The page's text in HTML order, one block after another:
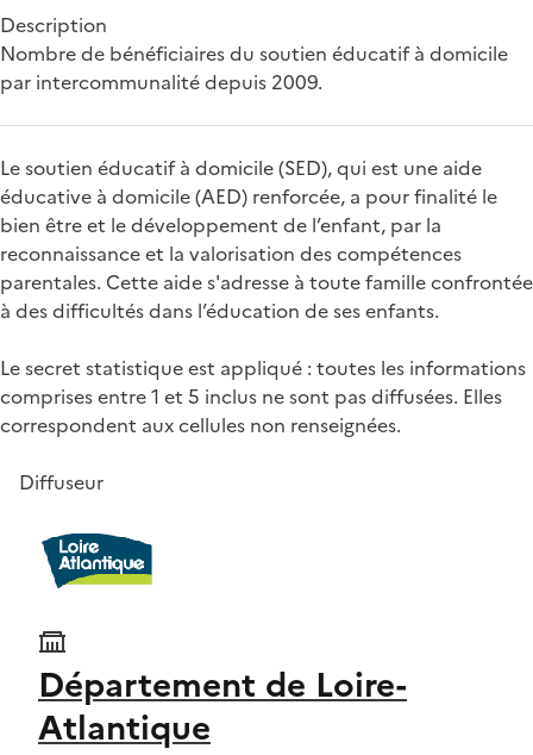
Description
Nombre de bénéficiaires du soutien éducatif à domicile
par intercommunalité depuis 2009.
Le soutien éducatif à domicile (SED), qui est une aide
éducative à domicile (AED) renforcée, a pour finalité le
bien être et le développement de l’enfant, par la
reconnaissance et la valorisation des compétences
parentales. Cette aide s'adresse à toute famille confrontée
à des difficultés dans l’éducation de ses enfants.
Le secret statistique est appliqué : toutes les informations
comprises entre 1 et 5 inclus ne sont pas diffusées. Elles
correspondent aux cellules non renseignées.
Diffuseur
Département de Loire-
Atlantique